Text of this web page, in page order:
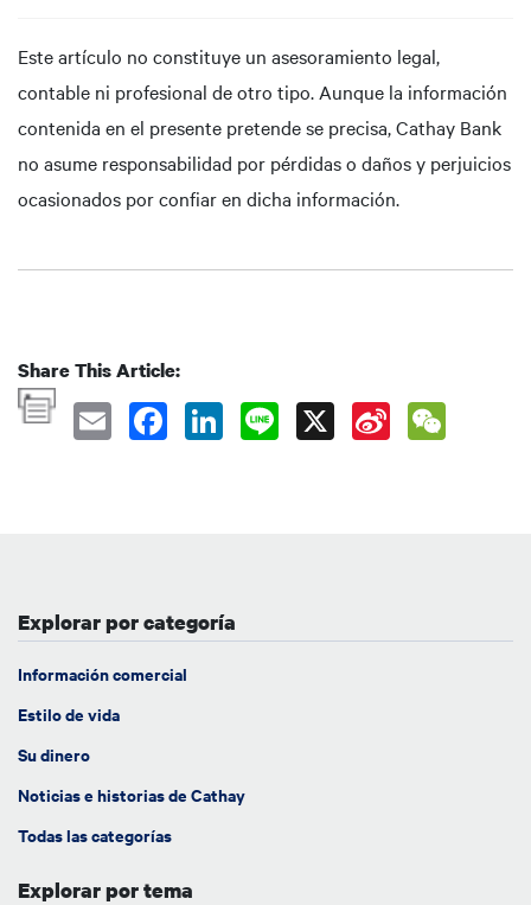
Este artículo no constituye un asesoramiento legal,
contable ni profesional de otro tipo. Aunque la información
contenida en el presente pretende se precisa, Cathay Bank
no asume responsabilidad por pérdidas o daños y perjuicios
ocasionados por confiar en dicha información.
Share This Article:
Explorar por categoría
Información comercial
Estilo de vida
Su dinero
Noticias e historias de Cathay
Todas las categorías
Explorar por tema